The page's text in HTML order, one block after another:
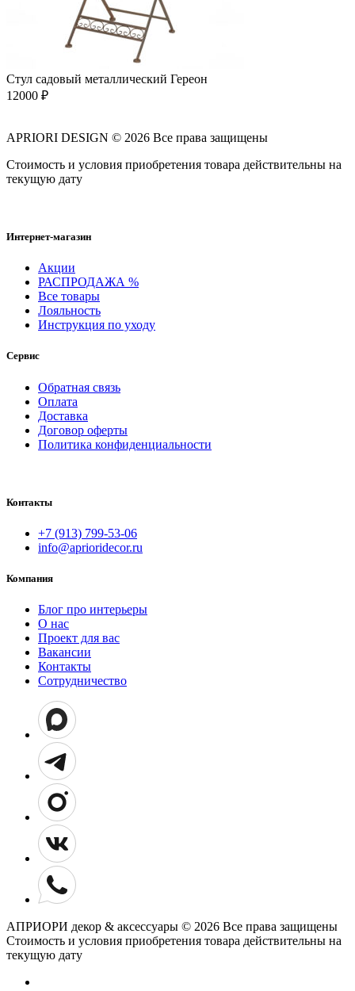
Стул садовый металлический Гереон
12000 ₽
APRIORI DESIGN © 2026 Все права защищены
Cтоимость и условия приобретения товара действительны на
текущую дату
Интернет-магазин
Акции
РАСПРОДАЖА %
Все товары
Лояльность
Инструкция по уходу
Сервис
Обратная связь
Оплата
Доставка
Договор оферты
Политика конфиденциальности
Контакты
+7 (913) 799-53-06
info@aprioridecor.ru
Компания
Блог про интерьеры
О нас
Проект для вас
Вакансии
Контакты
Сотрудничество
АПРИОРИ декор & аксессуары © 2026 Все права защищены
Cтоимость и условия приобретения товара действительны на
текущую дату